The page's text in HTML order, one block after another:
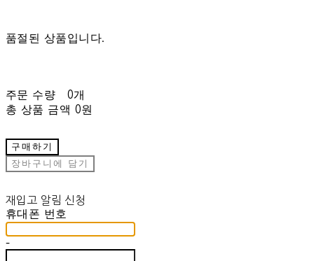
품절된 상품입니다.
주문 수량
0개
총 상품 금액 0원
구매하기
장바구니에 담기
재입고 알림 신청
휴대폰 번호
-